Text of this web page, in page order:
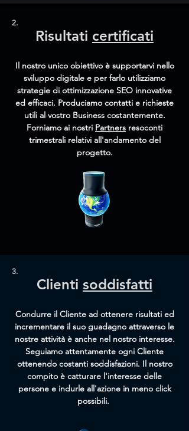
2.
Risultati certificati
Il nostro unico obiettivo è supportarvi nello
sviluppo digitale e per farlo utilizziamo
strategie di ottimizzazione SEO innovative
ed efficaci. Produciamo contatti e richieste
utili al vostro Business costantemente.
Forniamo ai nostri Partners resoconti
trimestrali relativi all'andamento del
progetto.
3.
Clienti soddisfatti
Condurre il Cliente ad ottenere risultati ed
incrementare il suo guadagno attraverso le
nostre attività è anche nel nostro interesse.
Seguiamo attentamente ogni Cliente
ottenendo costanti soddisfazioni. Il nostro
compito è catturare l'interesse delle
persone e indurle all'azione in meno click
possibili.